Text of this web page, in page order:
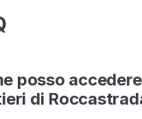
posso
di